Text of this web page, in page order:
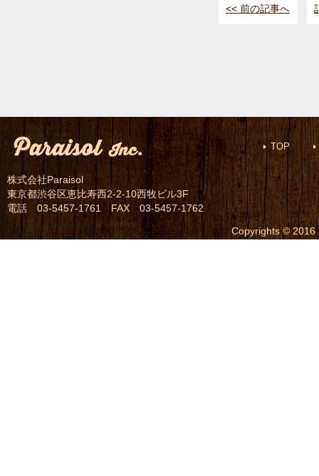
<< 前の記事へ
TOP
株式会社Paraisol
東京都渋谷区恵比寿西2-2-10西牧ビル3F
電話 03-5457-1761 FAX 03-5457-1762
Copyrights © 2016